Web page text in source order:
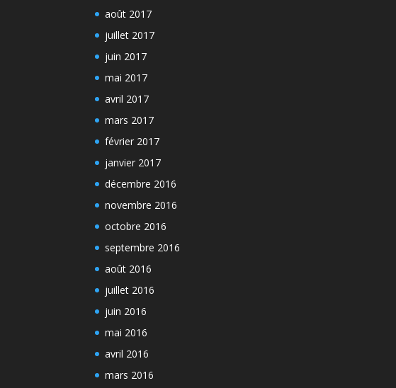
août 2017
juillet 2017
juin 2017
mai 2017
avril 2017
mars 2017
février 2017
janvier 2017
décembre 2016
novembre 2016
octobre 2016
septembre 2016
août 2016
juillet 2016
juin 2016
mai 2016
avril 2016
mars 2016